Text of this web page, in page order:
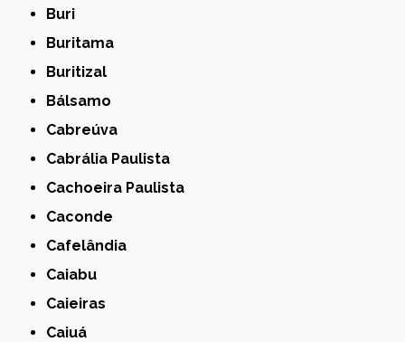
Buri
Buritama
Buritizal
Bálsamo
Cabreúva
Cabrália Paulista
Cachoeira Paulista
Caconde
Cafelândia
Caiabu
Caieiras
Caiuá